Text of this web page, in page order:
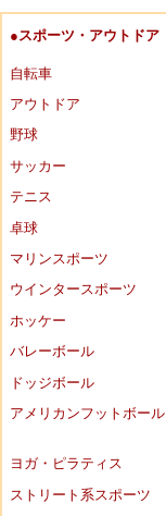
●スポーツ・アウトドア
自転車
アウトドア
野球
サッカー
テニス
卓球
マリンスポーツ
ウインタースポーツ
ホッケー
バレーボール
ドッジボール
アメリカンフットボール
ヨガ・ピラティス
ストリート系スポーツ